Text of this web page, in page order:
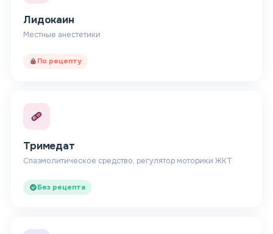
Лидокаин
Местные анестетики
По рецепту
Тримедат
Спазмолитическое средство, регулятор моторики ЖКТ
Без рецепта